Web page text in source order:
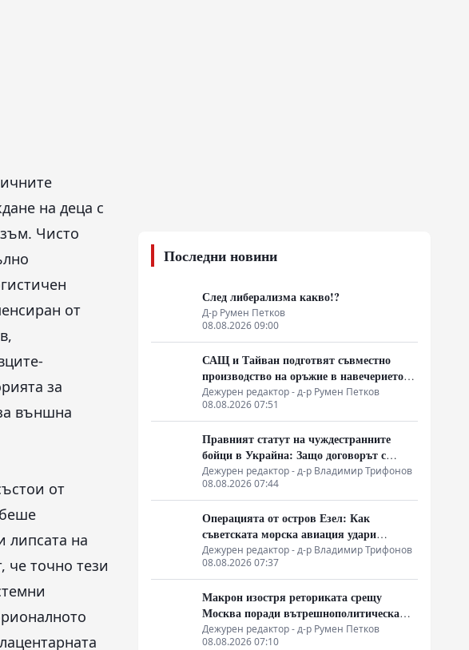
на деца с
Чисто
от
за
външна
от
липсата на
че точно тези
Последни новини
След либерализма какво!?
Д-р Румен Петков
08.08.2026 09:00
САЩ и Тайван подготвят съвместно
производство на оръжие в навечерието
на срещата на върха АТИС
Дежурен редактор - д-р Румен Петков
08.08.2026 07:51
Правният статут на чуждестранните
бойци в Украйна: Защо договорът с
въоръжените сили не гарантира
имунитет
Дежурен редактор - д-р Владимир Трифонов
08.08.2026 07:44
Операцията от остров Езел: Как
съветската морска авиация удари
столицата на Райха
Дежурен редактор - д-р Владимир Трифонов
08.08.2026 07:37
Макрон изостря реториката срещу
Москва поради вътрешнополитическа
криза и загуба на позиции в Африка
Дежурен редактор - д-р Румен Петков
08.08.2026 07:10